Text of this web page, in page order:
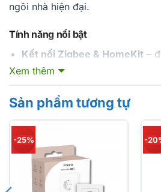
ngôi nhà hiện đại.
Tính năng nổi bật
Kết nối Zigbee & HomeKit –
điện thoại và Siri.
thiết bị và người dùng.
Quản lý tiêu thụ năng lượng–
công suất tiêu thụ.
Hẹn giờ & tự động hóa
với cảm biến chuyển động,
Xem thêm
Sản phẩm tương tự
-25% -